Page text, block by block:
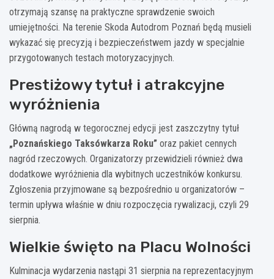
otrzymają szansę na praktyczne sprawdzenie swoich
umiejętności. Na terenie Skoda Autodrom Poznań będą musieli
wykazać się precyzją i bezpieczeństwem jazdy w specjalnie
przygotowanych testach motoryzacyjnych.
Prestiżowy tytuł i atrakcyjne
wyróżnienia
Główną nagrodą w tegorocznej edycji jest zaszczytny tytuł
„Poznańskiego Taksówkarza Roku” oraz pakiet cennych
nagród rzeczowych. Organizatorzy przewidzieli również dwa
dodatkowe wyróżnienia dla wybitnych uczestników konkursu.
Zgłoszenia przyjmowane są bezpośrednio u organizatorów –
termin upływa właśnie w dniu rozpoczęcia rywalizacji, czyli 29
sierpnia.
Wielkie święto na Placu Wolności
Kulminacja wydarzenia nastąpi 31 sierpnia na reprezentacyjnym